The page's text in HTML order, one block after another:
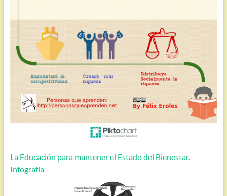
La Educación para mantener el Estado del Bienestar.
Infografía